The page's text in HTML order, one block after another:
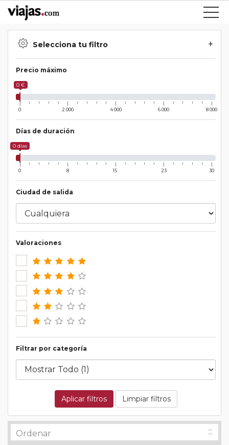
Selecciona tu filtro
Precio máximo
0 €
0 2 000 4 000 6 000 8 000
Días de duración
0 días
0 8 15 23 30
Ciudad de salida
Valoraciones
Filtrar por categoría
Aplicar filtros Limpiar filtros